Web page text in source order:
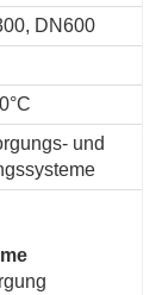
DN600
und